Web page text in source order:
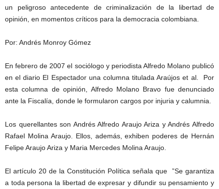
un peligroso antecedente de criminalización de la libertad de
opinión, en momentos críticos para la democracia colombiana.
Por: Andrés Monroy Gómez
En febrero de 2007 el sociólogo y periodista Alfredo Molano publicó
en el diario El Espectador una columna titulada Araújos et al. Por
esta columna de opinión, Alfredo Molano Bravo fue denunciado
ante la Fiscalía, donde le formularon cargos por injuria y calumnia.
Los querellantes son Andrés Alfredo Araujo Ariza y Andrés Alfredo
Rafael Molina Araujo. Ellos, además, exhiben poderes de Hernán
Felipe Araujo Ariza y Maria Mercedes Molina Araujo.
El artículo 20 de la Constitución Política señala que ”Se garantiza
a toda persona la libertad de expresar y difundir su pensamiento y